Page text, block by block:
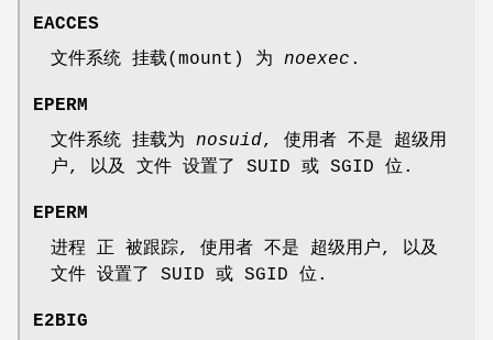
EACCES
文件系统 挂载(mount) 为 noexec .
EPERM
文件系统 挂载为 nosuid, 使用者 不是 超级用
户, 以及 文件 设置了 SUID 或 SGID 位.
EPERM
进程 正 被跟踪, 使用者 不是 超级用户, 以及
文件 设置了 SUID 或 SGID 位.
E2BIG